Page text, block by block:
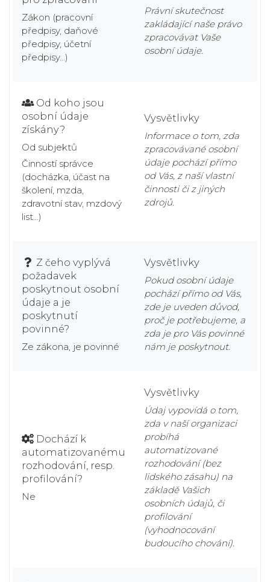
Zákon (pracovní
předpisy, daňové
předpisy, účetní
předpisy...)
Právní skutečnost
zakládající naše právo
zpracovávat Vaše
osobní údaje.
Od koho jsou
osobní údaje
získány?
Od subjektů
Činností správce
(docházka, účast na
školení, mzda,
zdravotní stav, mzdový
list...)
Vysvětlivky
Informace o tom, zda
zpracovávané osobní
údaje pochází přímo
od Vás, z naší vlastní
činnosti či z jiných
zdrojů.
Z čeho vyplývá
požadavek
poskytnout osobní
údaje a je
poskytnutí
povinné?
Ze zákona, je povinné
Vysvětlivky
Pokud osobní údaje
pochází přímo od Vás,
zde je uveden důvod,
proč je potřebujeme, a
zda je pro Vás povinné
nám je poskytnout.
Dochází k
automatizovanému
rozhodování, resp.
profilování?
Ne
Vysvětlivky
Údaj vypovídá o tom,
zda v naší organizaci
probíhá
automatizované
rozhodování (bez
lidského zásahu) na
základě Vašich
osobních údajů, či
profilování
(vyhodnocování
budoucího chování).